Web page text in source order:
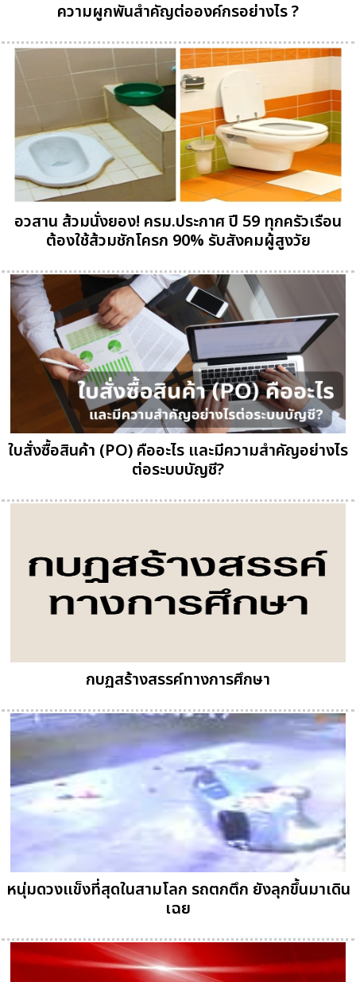
ความผูกพันสำคัญต่อองค์กรอย่างไร ?
อวสาน ส้วมนั่งยอง! ครม.ประกาศ ปี 59 ทุกครัวเรือน
ต้องใช้ส้วมชักโครก 90% รับสังคมผู้สูงวัย
ใบสั่งซื้อสินค้า (PO) คืออะไร และมีความสำคัญอย่างไร
ต่อระบบบัญชี?
กบฏสร้างสรรค์ทางการศึกษา
หนุ่มดวงแข็งที่สุดในสามโลก รถตกตึก ยังลุกขึ้นมาเดิน
เฉย